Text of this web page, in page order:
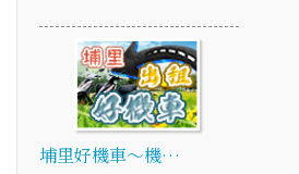
埔里好機車～機…